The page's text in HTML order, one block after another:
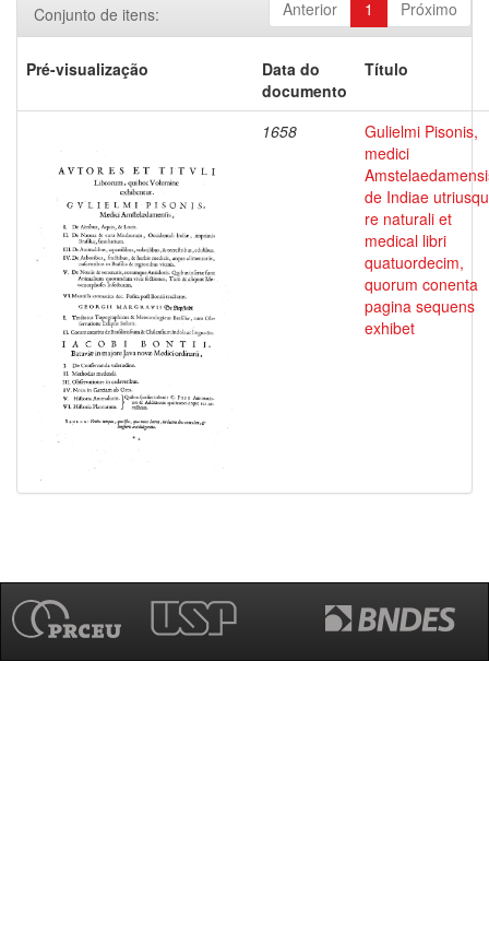
Anterior 1 Próximo
Conjunto de itens:
Pré-visualização
Data do
documento
Título
1658
Gulielmi Pisonis,
medici
de Indiae
re naturali et
medical libri
quatuordecim,
quorum conenta
pagina sequens
exhibet